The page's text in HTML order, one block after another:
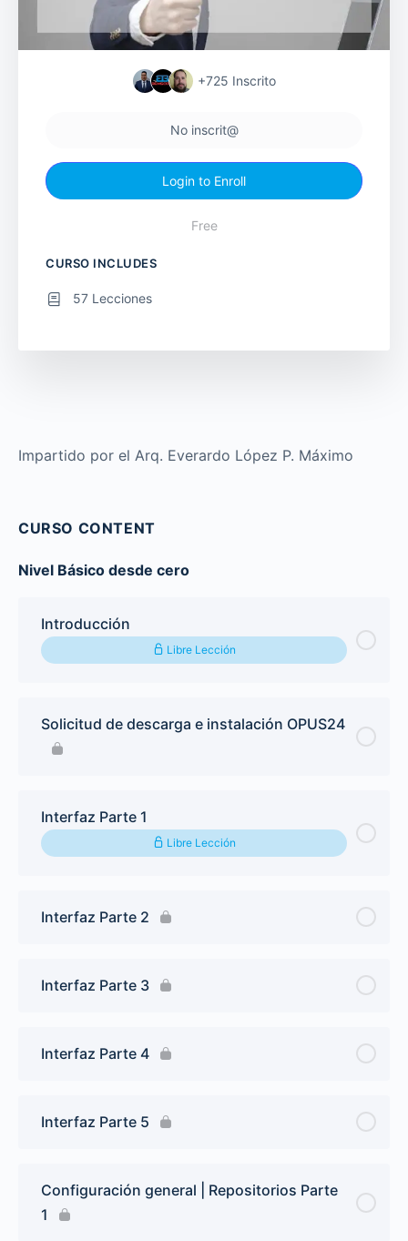
Impartido por el Arq. Everardo López P. Máximo
CURSO CONTENT
Nivel Básico desde cero
Introducción
Libre Lección
Solicitud de descarga e instalación OPUS24
Interfaz Parte 1
Libre Lección
Interfaz Parte 2
Interfaz Parte 3
Interfaz Parte 4
Interfaz Parte 5
Configuración general | Repositorios Parte
1
+725 Inscrito
No inscrit@
Login to Enroll
Free
CURSO INCLUDES
57 Lecciones